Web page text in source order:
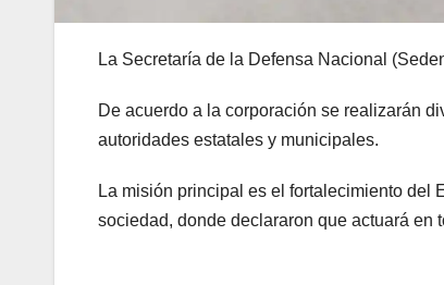
La Secretaría de la Defensa Nacional
De acuerdo a la corporación se realizarán
autoridades estatales y municipales.
La misión principal es el fortalecimiento del
sociedad, donde declararon que actuará en